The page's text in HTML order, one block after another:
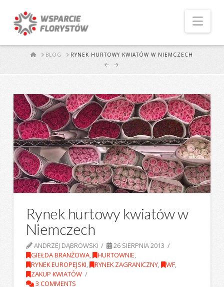
STARTBLOG RYNEK HURTOWY KWIATÓW W NIEMCZECH
Rynek hurtowy kwiatów w
Niemczech
ANDRZEJ DĄBROWSKI
26 SIERPNIA 2013
GIEŁDA BRANŻOWA, HURTOWNIE,
RYNEK EUROPEJSKI, RYNEK ZAGRANICZNY, WF,
ZAKUP KWIATÓW
3 COMMENTS